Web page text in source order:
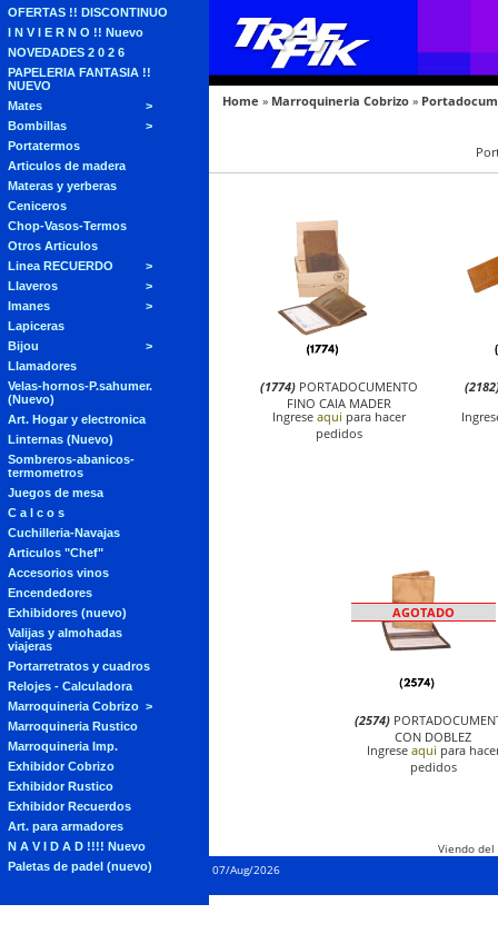
OFERTAS !! DISCONTINUO
I N V I E R N O !! Nuevo
NOVEDADES 2 0 2 6
PAPELERIA FANTASIA !!
NUEVO
Mates
Bombillas
Portatermos
Articulos de madera
Materas y yerberas
Ceniceros
Chop-Vasos-Termos
Otros Articulos
Linea RECUERDO
Llaveros
Imanes
Lapiceras
Bijou
Llamadores
Velas-hornos-P.sahumer.
(Nuevo)
Art. Hogar y electronica
Linternas (Nuevo)
Sombreros-abanicos-
termometros
Juegos de mesa
C a l c o s
Cuchilleria-Navajas
Articulos "Chef"
Accesorios vinos
Encendedores
Exhibidores (nuevo)
Valijas y almohadas
viajeras
Portarretratos y cuadros
Relojes - Calculadora
Marroquineria Cobrizo
Marroquineria Rustico
Marroquineria Imp.
Exhibidor Cobrizo
Exhibidor Rustico
Exhibidor Recuerdos
Art. para armadores
N A V I D A D !!!! Nuevo
Paletas de padel (nuevo)
Home » Marroquineria Cobrizo »
(1774) PORTADOCUMENTO
FINO CAJA MADER
Ingrese aqui para hacer
pedidos
AGOTADO
(2574)
CON DOBLEZ
Ingrese aqui para
pedidos
Viendo del
07/Aug/2026